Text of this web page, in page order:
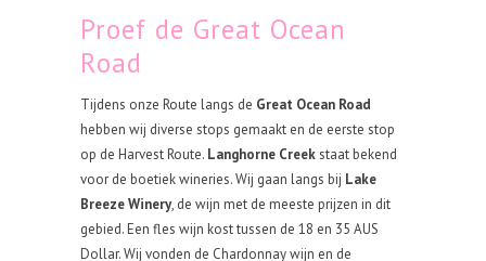
Proef de Great Ocean
Road
Tijdens onze Route langs de Great Ocean Road
hebben wij diverse stops gemaakt en de eerste stop
op de Harvest Route. Langhorne Creekstaat bekend
voor de boetiek wineries. Wij gaan langs bij Lake
Breeze Winery, de wijn met de meeste prijzen in dit
gebied. Een fles wijn kost tussen de 18 en 35 AUS
Dollar. Wij vonden de Chardonnay wijn en de